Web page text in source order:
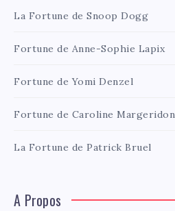
La Fortune de Snoop Dogg
Fortune de Anne-Sophie Lapix
Fortune de Yomi Denzel
Fortune de Caroline Margeridon
La Fortune de Patrick Bruel
A Propos